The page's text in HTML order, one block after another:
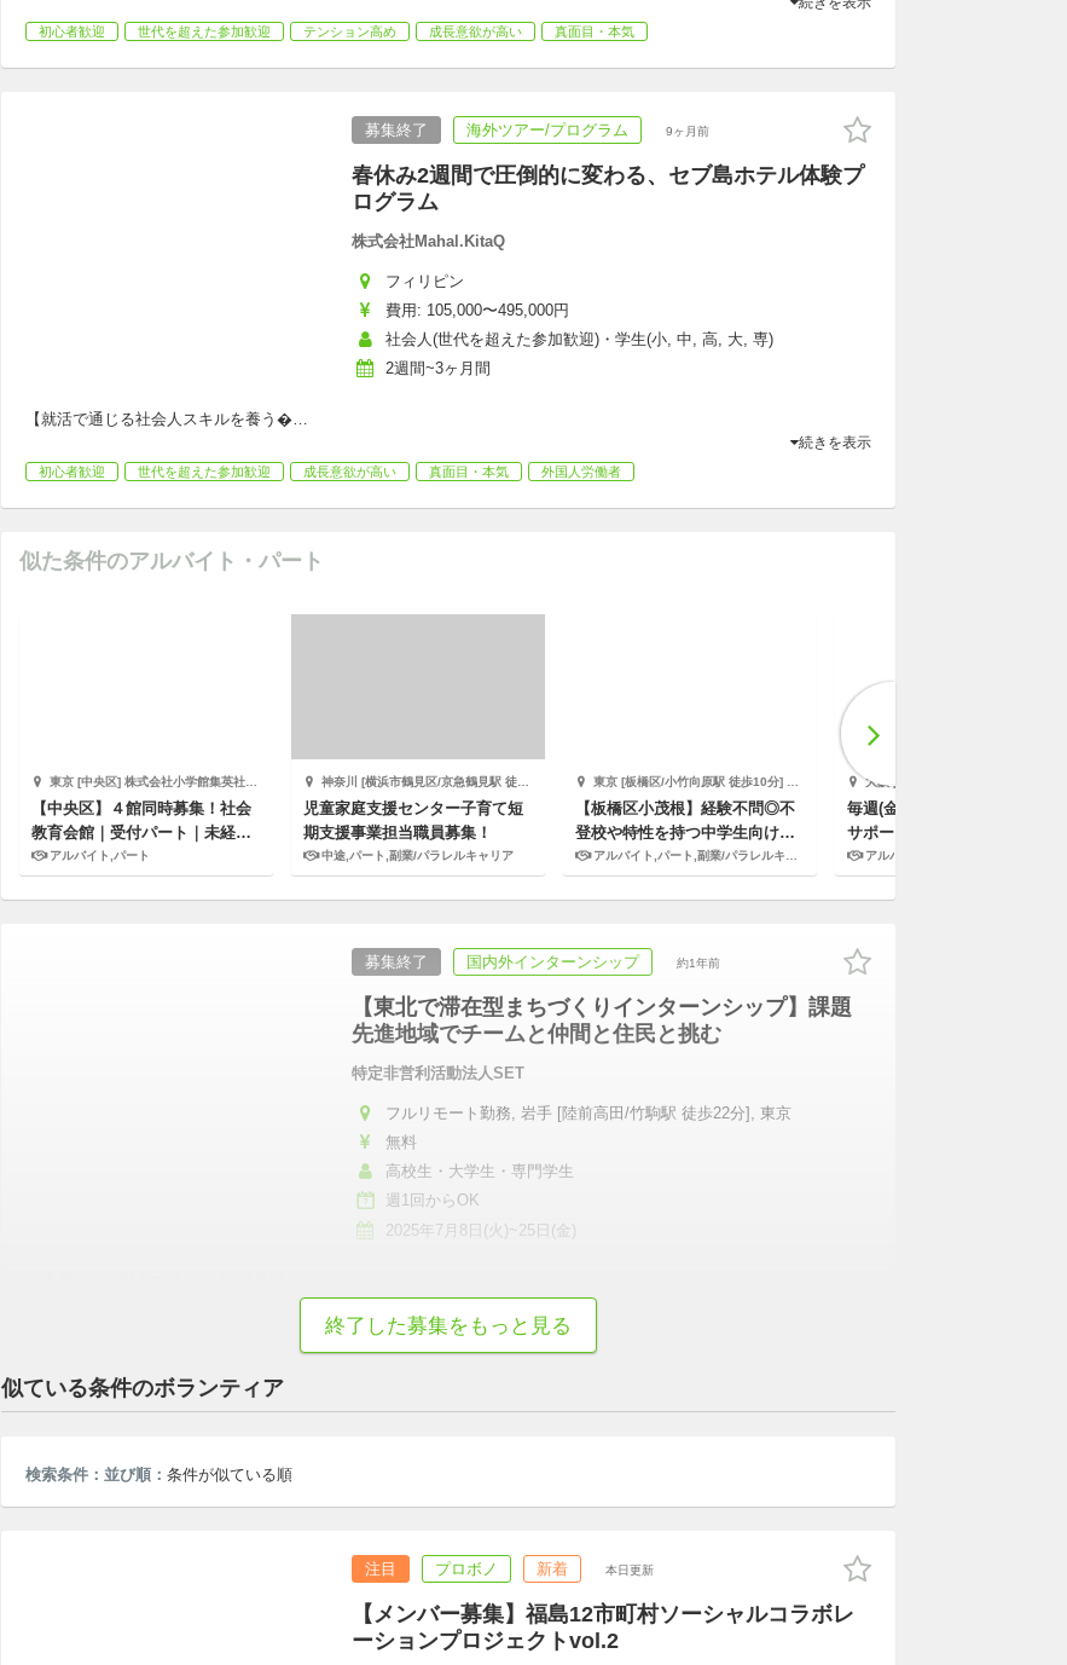
初心者歓迎 世代を超えた参加歓迎 テンション高め 成長意欲が高い 真面目・本気
募集終了 海外ツアー/プログラム 9ヶ月前
春休み2週間で圧倒的に変わる、セブ島ホテル体験プ
ログラム
株式会社Mahal.KitaQ
フィリピン
費用: 105,000〜495,000円
社会人(世代を超えた参加歓迎)・学生(小, 中, 高, 大, 専)
2週間~3ヶ月間
【就活で通じる社会人スキルを養う…
続きを表示
初心者歓迎 世代を超えた参加歓迎 成長意欲が高い 真面目・本気 外国人労働者
似た条件のアルバイト・パート
東京 [中央区] 株式会社小学館集英社プロダクション
【中央区】４館同時募集！社会
教育会館｜受付パート｜未経
験・無資格OK◎
アルバイト,パート
神奈川 [横浜市鶴見区/京急鶴見駅 徒歩2分] サードプレイス
児童家庭支援センター子育て短
期支援事業担当職員募集！
中途,パート,副業/パラレルキャリア
東京 [板橋区/小竹向原駅 徒歩10分] 株式会社キズキ
【板橋区小茂根】経験不問◎不
登校や特性を持つ中学生向けの
学校居場所支援スタッフ
アルバイト,パート,副業/パラレルキャリア
大阪 [和泉市/北信太駅 徒歩10分] 株式会社エデュケーショナルネットワーク
毎週(金)☆和泉市の小学生の学
サポート！
アルバイト,パート,副業/パラレルキャリア
募集終了 国内外インターンシップ 約1年前
【東北で滞在型まちづくりインターンシップ】課題
先進地域でチームと仲間と住民と挑む
特定非営利活動法人SET
フルリモート勤務, 岩手 [陸前高田/竹駒駅 徒歩22分], 東京
無料
高校生・大学生・専門学生
週1回からOK
2025年7月8日(火)~25日(金)
テンション高め 成長意欲が高い 真面目・本気
終了した募集をもっと見る
似ている条件のボランティア
検索条件： 並び順： 条件が似ている順
注目 プロボノ 新着 本日更新
【メンバー募集】福島12市町村ソーシャルコラボレ
ーションプロジェクトvol.2